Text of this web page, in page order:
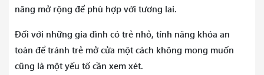
năng mở rộng để phù hợp với tương lai.
Đối với những gia đình có trẻ nhỏ, tính năng khóa an
toàn để tránh trẻ mở cửa một cách không mong muốn
cũng là một yếu tố cần xem xét.